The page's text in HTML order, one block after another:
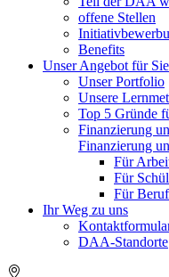
offene Stellen
Benefits
Unser Angebot für Sie
Unser Portfolio
Unsere
Top 5 Gründe
Finanzierung
Finanzierung
Für
Für
Für
Ihr Weg zu uns
DAA-Standorte